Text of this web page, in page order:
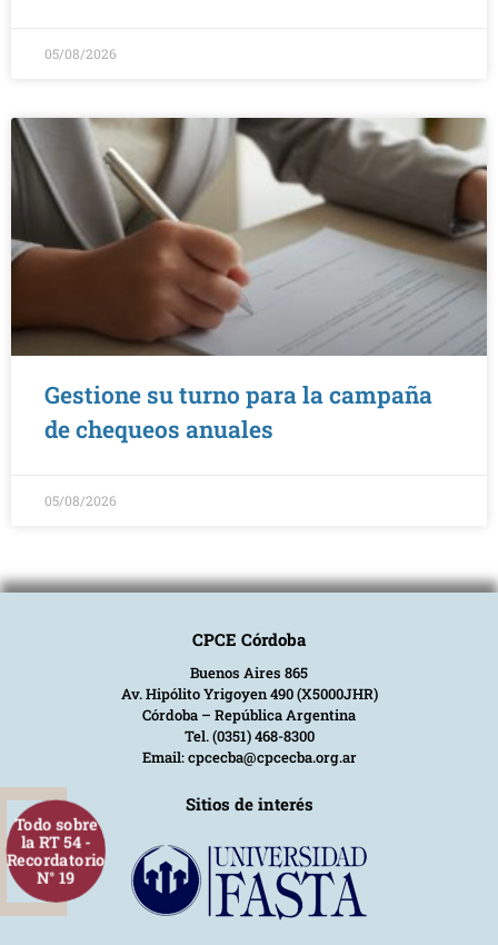
Todo sobre
la RT 54 -
Recordatorio
N° 19
05/08/2026
Gestione su turno para la campaña
de chequeos anuales
05/08/2026
CPCE Córdoba
Buenos Aires 865
Av. Hipólito Yrigoyen 490 (X5000JHR)
Córdoba – República Argentina
Tel. (0351) 468-8300
Email: cpcecba@cpcecba.org.ar
Sitios de interés